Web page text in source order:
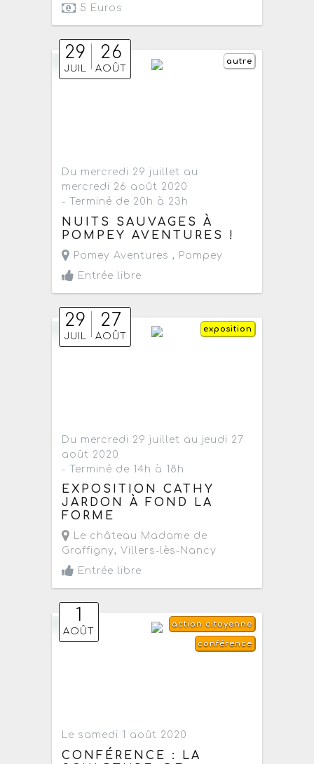
5 Euros
29
JUIL
26
AOÛT
autre
Du mercredi 29 juillet au
mercredi 26 août 2020
- Terminé de 20h à 23h
NUITS SAUVAGES À
POMPEY AVENTURES !
Pomey Aventures , Pompey
Entrée libre
29
JUIL
27
AOÛT
exposition
Du mercredi 29 juillet au jeudi 27
août 2020
- Terminé de 14h à 18h
EXPOSITION CATHY
JARDON À FOND LA
FORME
Le château Madame de
Graffigny,Villers-lès-Nancy
Entrée libre
1
AOÛT
action citoyenne
conférence
Le samedi 1 août 2020
CONFÉRENCE : LA